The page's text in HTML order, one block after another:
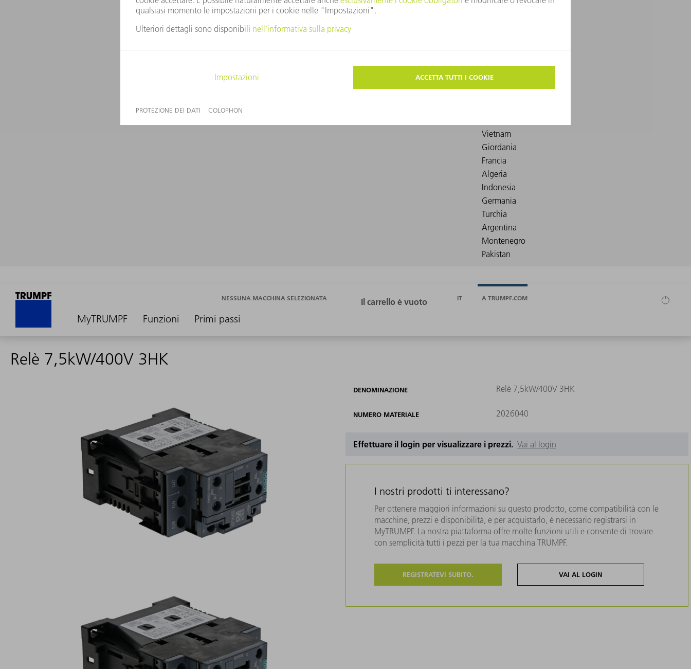
MyTRUMPF Funzioni Primi passi
NESSUNA MACCHINA SELEZIONATA IT A TRUMPF.COM
Relè 7,5kW/400V 3HK
DENOMINAZIONE Relè 7,5kW/400V 3HK
NUMERO MATERIALE 2026040
Effettuare il login per visualizzare i prezzi. Vai al login
I nostri prodotti ti interessano?
Per ottenere maggiori informazioni su questo prodotto, come compatibilità con le
macchine, prezzi e disponibilità, e per acquistarlo, è necessario registrarsi in
MyTRUMPF. La nostra piattaforma offre molte funzioni utili e consente di trovare
con semplicità tutti i pezzi per la tua macchina TRUMPF.
REGISTRATEVI SUBITO. VAI AL LOGIN